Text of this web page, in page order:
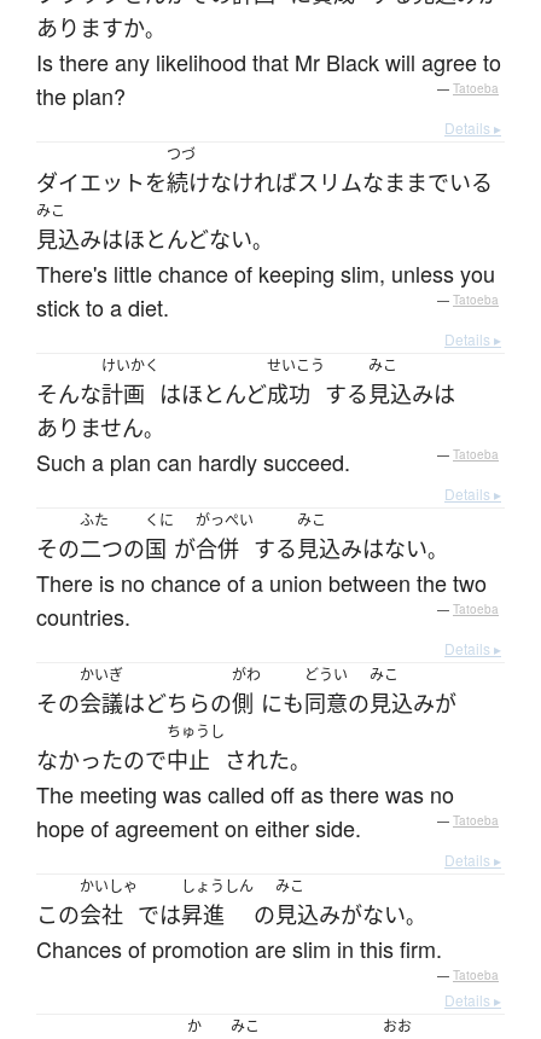
ありますか。
Is there any likelihood that Mr Black will agree to
the plan?
— Tatoeba
Details ▸
ダイエット を
つづ
続けなければスリムなままでいる
みこ
見込みはほとんどない。
There's little chance of keeping slim, unless you
stick to a diet.
— Tatoeba
Details ▸
そんな
けいかく
計画 はほとんど
せいこう
成功 する
みこ
見込みは
ありません。
Such a plan can hardly succeed. — Tatoeba
Details ▸
その
ふた
二つの
くに
国 が
がっぺい
合併 する
みこ
見込みはない。
There is no chance of a union between the two
countries.
— Tatoeba
Details ▸
その
かいぎ
会議はどちらの
がわ
側 にも
どうい
同意の
みこ
見込みが
なかったので
ちゅうし
中止 された。
The meeting was called off as there was no
hope of agreement on either side.
— Tatoeba
Details ▸
この
かいしゃ
会社 では
しょうしん
昇進 の
みこ
見込みがない。
Chances of promotion are slim in this firm.
— Tatoeba
Details ▸
か みこ おお